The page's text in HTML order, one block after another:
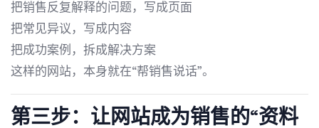
把销售反复解释的问题，写成页面
把常见异议，写成内容
把成功案例，拆成解决方案
这样的网站，本身就在“帮销售说话”。
第三步：让网站成为销售的“资料